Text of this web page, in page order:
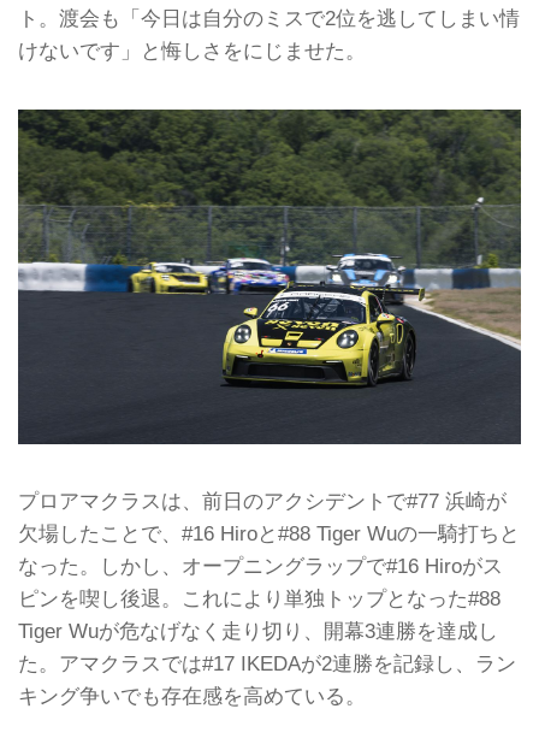
ト。渡会も「今日は自分のミスで2位を逃してしまい情
けないです」と悔しさをにじませた。
プロアマクラスは、前日のアクシデントで#77 浜崎が
欠場したことで、#16 Hiroと#88 Tiger Wuの一騎打ちと
なった。しかし、オープニングラップで#16 Hiroがス
ピンを喫し後退。これにより単独トップとなった#88
Tiger Wuが危なげなく走り切り、開幕3連勝を達成し
た。アマクラスでは#17 IKEDAが2連勝を記録し、ラン
キング争いでも存在感を高めている。